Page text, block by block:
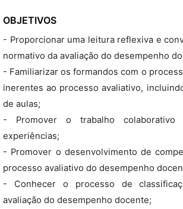
OBJETIVOS
- Proporcionar uma leitura reflexiva e
normativo da avaliação do desempenho
- Familiarizar os formandos com o
inerentes ao processo avaliativo,
de aulas;
- Promover o trabalho
experiências;
- Promover o desenvolvimento de
processo avaliativo do desempenho
- Conhecer o processo de
avaliação do desempenho docente;